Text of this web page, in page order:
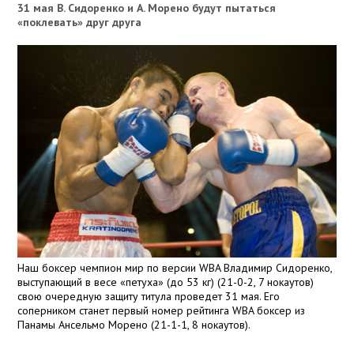
31 мая В. Сидоренко и А. Морено будут пытаться
«поклевать» друг друга
Наш боксер чемпион мир по версии WBA Владимир Сидоренко,
выступающий в весе «петуха» (до 53 кг) (21-0-2, 7 нокаутов)
свою очередную защиту титула проведет 31 мая. Его
соперником станет первый номер рейтинга WBA боксер из
Панамы Ансельмо Морено (21-1-1, 8 нокаутов).